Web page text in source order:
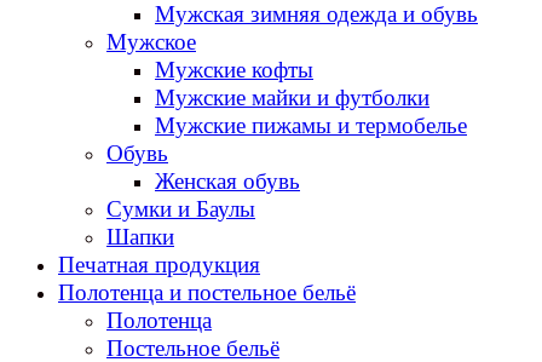
Мужская зимняя одежда и обувь
Мужское
Мужские кофты
Мужские майки и футболки
Мужские пижамы и термобелье
Обувь
Женская обувь
Сумки и Баулы
Шапки
Печатная продукция
Полотенца и постельное бельё
Полотенца
Постельное бельё